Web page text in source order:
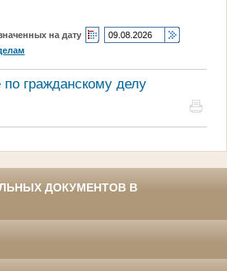
на дату
гражданскому делу
ДОКУМЕНТОВ В